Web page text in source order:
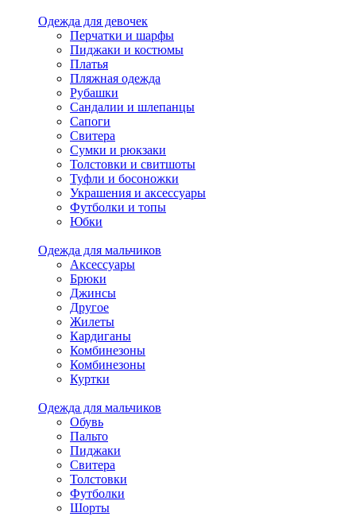
Одежда для девочек
Перчатки и шарфы
Пиджаки и костюмы
Платья
Пляжная одежда
Рубашки
Сандалии и шлепанцы
Сапоги
Свитера
Сумки и рюкзаки
Толстовки и свитшоты
Туфли и босоножки
Украшения и аксессуары
Футболки и топы
Юбки
Одежда для мальчиков
Аксессуары
Брюки
Джинсы
Другое
Жилеты
Кардиганы
Комбинезоны
Комбинезоны
Куртки
Одежда для мальчиков
Обувь
Пальто
Пиджаки
Свитера
Толстовки
Футболки
Шорты